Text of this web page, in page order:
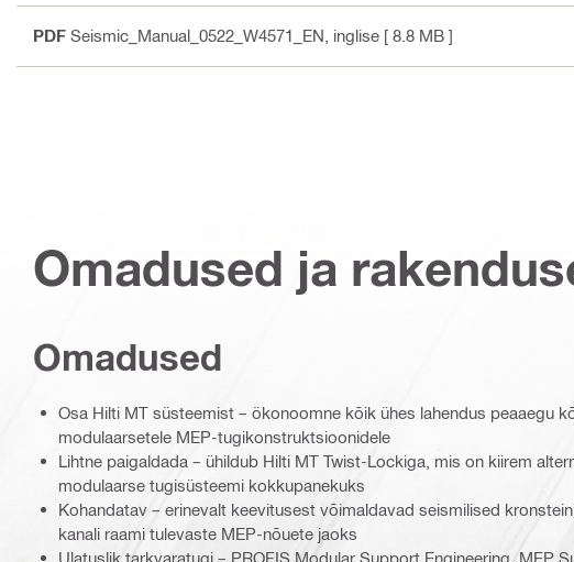
PDF Seismic_Manual_0522_W4571_EN , inglise [ 8.8 MB ]
Omadused ja
Omadused
Osa Hilti MT süsteemist – ökonoomne kõik ühes lahendus peaaegu
modulaarsetele MEP-tugikonstruktsioonidele
Lihtne paigaldada – ühildub Hilti MT Twist-Lockiga, mis on kiirem
modulaarse tugisüsteemi kokkupanekuks
Kohandatav – erinevalt keevitusest võimaldavad seismilised
kanali raami tulevaste MEP-nõuete jaoks
Ulatuslik tarkvaratugi – PROFIS Modular Support Engineering, MEP